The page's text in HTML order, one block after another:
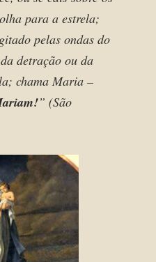
para a estrela;
pelas ondas do
detração ou da
chama Maria –
” (São